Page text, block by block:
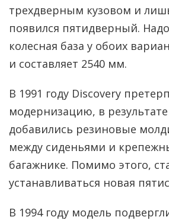
трехдверным кузовом и
появился пятидверный.
колесная база у обоих
и составляет 2540 мм.
В 1991 году Discovery
модернизацию, в
добавились резиновые
между сиденьями и
багажнике. Помимо этого,
устанавливаться новая
В 1994 году модель